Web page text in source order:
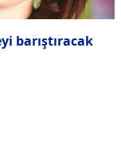
barıştıracak